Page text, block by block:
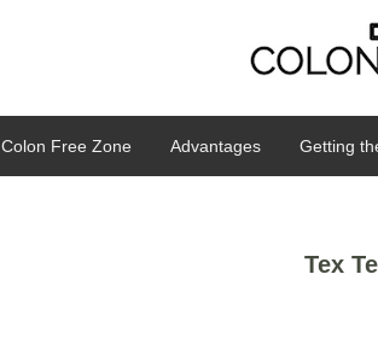
Colon Free Zone Advantages Getting
Tex